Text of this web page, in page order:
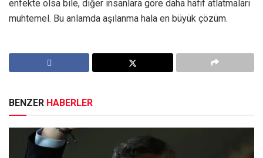
enfekte olsa bile, diğer insanlara göre daha hafif atlatmaları
muhtemel. Bu anlamda aşılanma hala en büyük çözüm.
BENZER HABERLER